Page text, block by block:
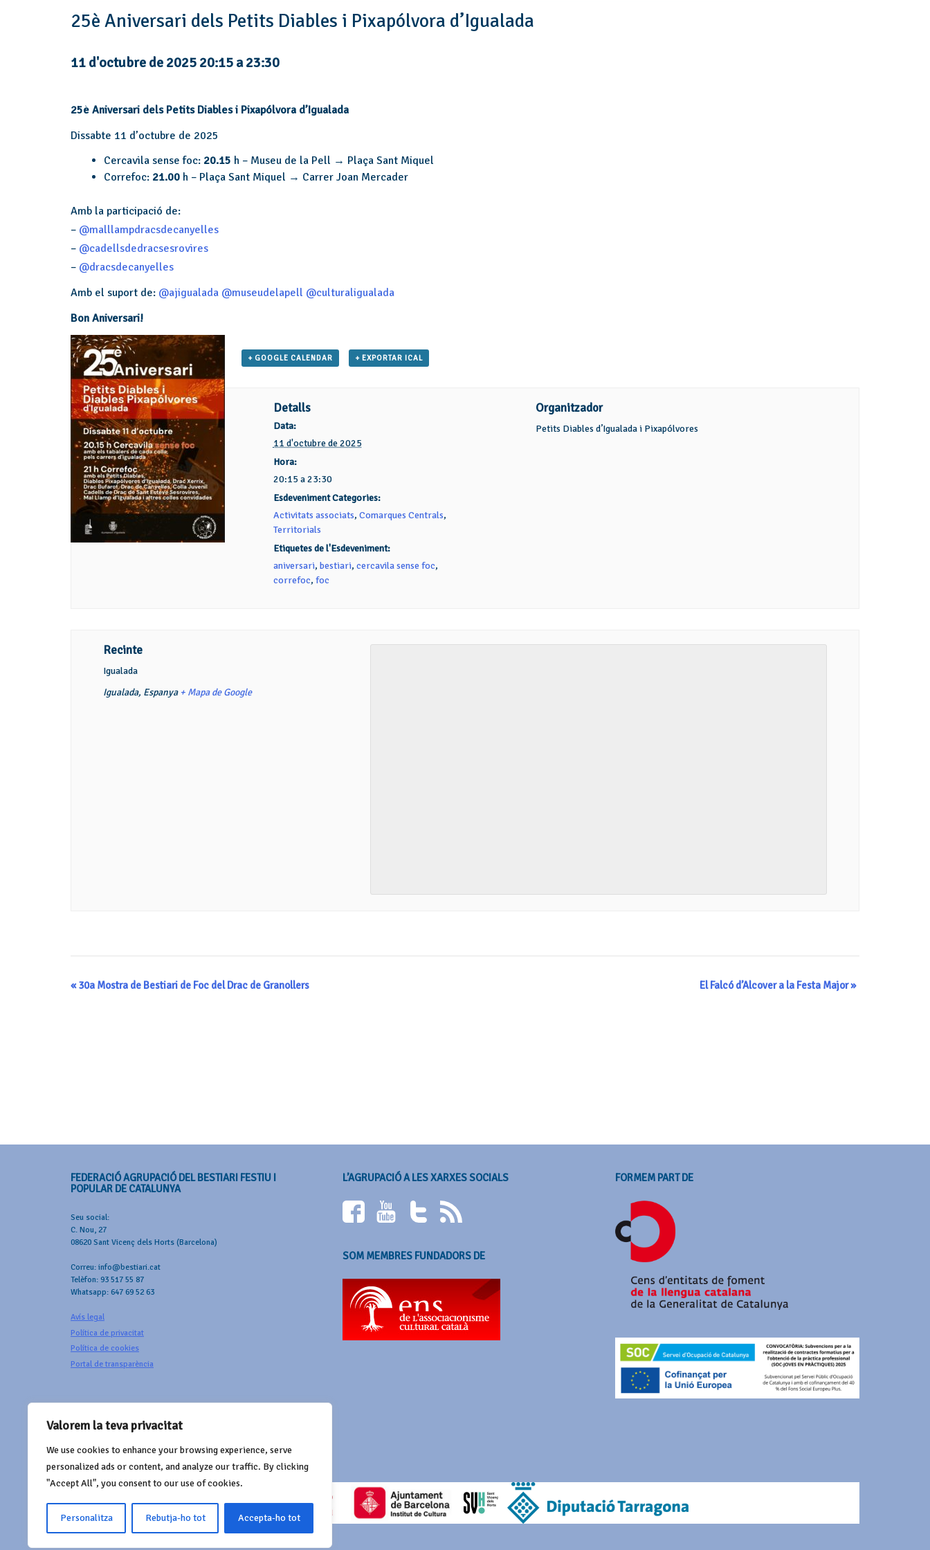
Valorem la teva privacitat
We use cookies to enhance your browsing experience, serve
personalized ads or content, and analyze our traffic. By clicking
"Accept All", you consent to our use of cookies.
Personalitza Rebutja-ho tot Accepta-ho tot
25è Aniversari dels Petits Diables i Pixapólvora d’Igualada
11 d'octubre de 2025 20:15 a23:30
25è Aniversari dels Petits Diables i Pixapólvora d’Igualada
Dissabte 11 d’octubre de 2025
Cercavila sense foc: 20.15 h – Museu de la Pell → Plaça Sant Miquel
Correfoc: 21.00 h – Plaça Sant Miquel → Carrer Joan Mercader
Amb la participació de:
– @malllampdracsdecanyelles
– @cadellsdedracsesrovires
– @dracsdecanyelles
Amb el suport de: @ajigualada @museudelapell @culturaligualada
Bon Aniversari!
+ GOOGLE CALENDAR + EXPORTAR ICAL
Detalls
Data:
11 d'octubre de 2025
Hora:
20:15 a 23:30
Esdeveniment Categories:
Activitats associats, Comarques Centrals,
Territorials
Etiquetes de l'Esdeveniment:
aniversari, bestiari, cercavila sense foc,
correfoc, foc
Organitzador
Petits Diables d’Igualada i Pixapólvores
Recinte
Igualada
Igualada, Espanya + Mapa de Google
Navegació
«30a Mostra de Bestiari de Foc del Drac de Granollers El Falcó d’Alcover a la Festa Major»
FEDERACIÓ AGRUPACIÓ DEL BESTIARI FESTIU I
POPULAR DE CATALUNYA
Seu social:
C. Nou, 27
08620 Sant Vicenç dels Horts (Barcelona)
Correu: info@bestiari.cat
Telèfon: 93 517 55 87
Whatsapp: 647 69 52 63
Avís legal
Política de privacitat
Política de cookies
Portal de transparència
L’AGRUPACIÓ A LES XARXES SOCIALS
SOM MEMBRES FUNDADORS DE
FORMEM PART DE